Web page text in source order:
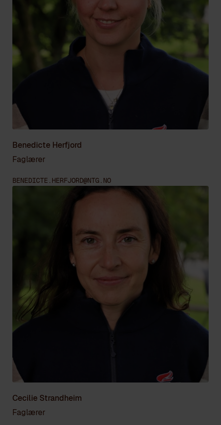
Benedicte Herfjord
Faglærer
BENEDICTE.HERFJORD@NTG.NO
Cecilie Strandheim
Faglærer